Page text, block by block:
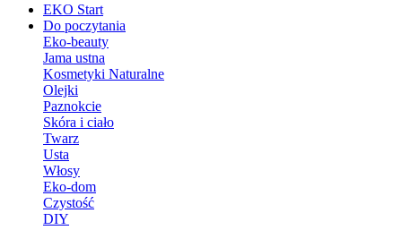
EKO Start
Do poczytania
Eko-beauty
Jama ustna
Kosmetyki Naturalne
Olejki
Paznokcie
Skóra i ciało
Twarz
Usta
Włosy
Eko-dom
Czystość
DIY